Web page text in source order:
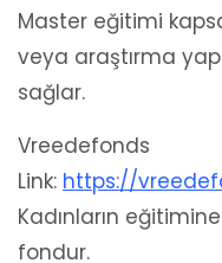
Master eğitimi
veya araştırma
sağlar.
Vreedefonds
Link: https://
Kadınların
fondur.